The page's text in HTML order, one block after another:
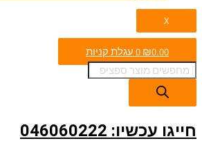
X
₪0.00
0 עגלת קניות
חייגו עכשיו: 046060222